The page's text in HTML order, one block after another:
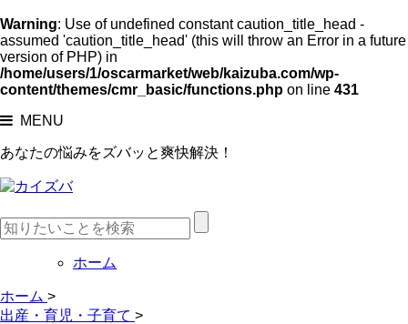
Warning: Use of undefined constant caution_title_head -
assumed 'caution_title_head' (this will throw an Error in a future
version of PHP) in
/home/users/1/oscarmarket/web/kaizuba.com/wp-
content/themes/cmr_basic/functions.php on line 431
MENU
あなたの悩みをズバッと爽快解決！
ホーム
ホーム >
出産・育児・子育て >